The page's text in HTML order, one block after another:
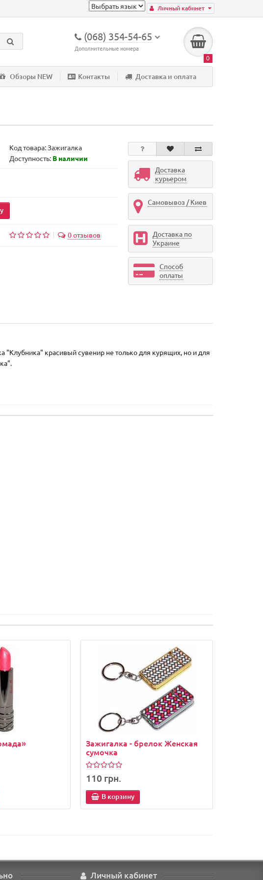
Личный кабинет
(068) 354-54-65
Дополнительные номера
0
Обзоры NEW Контакты Доставка и оплата
Код товара:Зажигалка
Доступность: В наличии
0 отзывов
Доставка
курьером
Самовывоз / Киев
Доставка по
Украине
Способ
оплаты
"Клубника" красивый сувенир не только для курящих, но и для
Зажигалка - брелок Женская
сумочка
110 грн.
В корзину
Личный кабинет